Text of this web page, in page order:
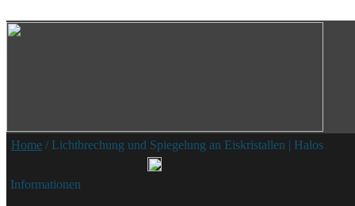
Home / Lichtbrechung und Spiegelung an Eiskristallen | Halos
Informationen